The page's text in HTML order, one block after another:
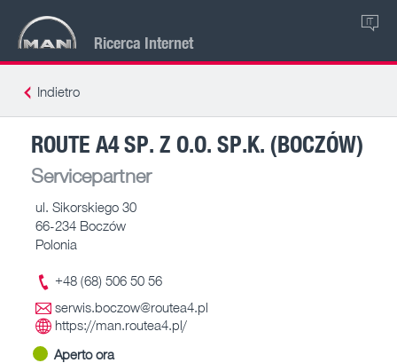
Ricerca Internet
IT
Indietro
ROUTE A4 SP. Z O.O. SP.K. (BOCZÓW)
Servicepartner
ul. Sikorskiego 30
66-234 Boczów
Polonia
+48 (68) 506 50 56
serwis.boczow@routea4.pl
https://man.routea4.pl/
Aperto ora